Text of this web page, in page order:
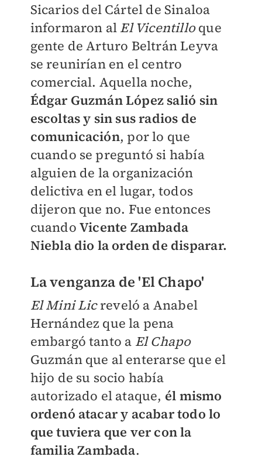
Sicarios del Cártel de Sinaloa
informaron al El Vicentilloque
gente de Arturo Beltrán Leyva
se reunirían en el centro
comercial. Aquella noche,
Édgar Guzmán López salió sin
escoltas y sin sus radios de
comunicación, por lo que
cuando se preguntó si había
alguien de la organización
delictiva en el lugar, todos
dijeron que no. Fue entonces
cuando Vicente Zambada
Niebla dio la orden de disparar.
La venganza de 'El Chapo'
El Mini Licreveló a Anabel
Hernández que la pena
embargó tanto a El Chapo
Guzmán que al enterarse que el
hijo de su socio había
autorizado el ataque, él mismo
ordenó atacar y acabar todo lo
que tuviera que ver con la
familia Zambada.